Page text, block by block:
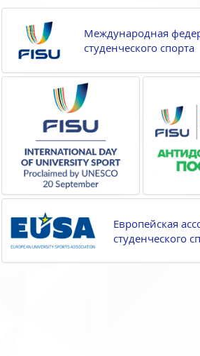
Международная
студенческого спорта
Европейская
студенческого